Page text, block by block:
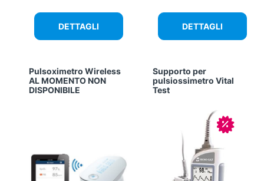
35,00 €.
DETTAGLI
491,00 €.
è:
DETTAGLI
Pulsoximetro Wireless
AL MOMENTO NON
DISPONIBILE
Supporto per
pulsiossimetro Vital
Test
In